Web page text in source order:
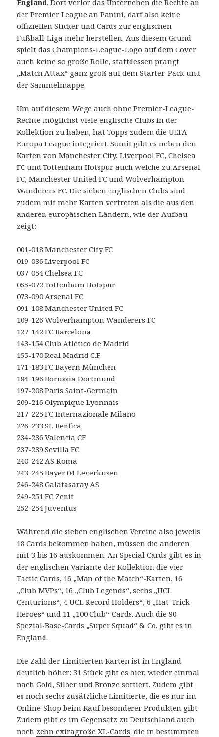
England. Dort verlor das Unternehen die Rechte an
der Premier League an Panini, darf also keine
offiziellen Sticker und Cards zur englischen
Fußball-Liga mehr herstellen. Aus diesem Grund
spielt das Champions-League-Logo auf dem Cover
auch keine so große Rolle, stattdessen prangt
„Match Attax“ ganz groß auf dem Starter-Pack und
der Sammelmappe.
Um auf diesem Wege auch ohne Premier-League-
Rechte möglichst viele englische Clubs in der
Kollektion zu haben, hat Topps zudem die UEFA
Europa League integriert. Somit gibt es neben den
Karten von Manchester City, Liverpool FC, Chelsea
FC und Tottenham Hotspur auch welche zu Arsenal
FC, Manchester United FC und Wolverhampton
Wanderers FC. Die sieben englischen Clubs sind
zudem mit mehr Karten vertreten als die aus den
anderen europäischen Ländern, wie der Aufbau
zeigt:
001-018 Manchester City FC
019-036 Liverpool FC
037-054 Chelsea FC
055-072 Tottenham Hotspur
073-090 Arsenal FC
091-108 Manchester United FC
109-126 Wolverhampton Wanderers FC
127-142 FC Barcelona
143-154 Club Atlético de Madrid
155-170 Real Madrid C.F.
171-183 FC Bayern München
184-196 Borussia Dortmund
197-208 Paris Saint-Germain
209-216 Olympique Lyonnais
217-225 FC Internazionale Milano
226-233 SL Benfica
234-236 Valencia CF
237-239 Sevilla FC
240-242 AS Roma
243-245 Bayer 04 Leverkusen
246-248 Galatasaray AS
249-251 FC Zenit
252-254 Juventus
Während die sieben englischen Vereine also jeweils
18 Cards bekommen haben, müssen die anderen
mit 3 bis 16 auskommen. An Special Cards gibt es in
der englischen Variante der Kollektion die vier
Tactic Cards, 16 „Man of the Match“-Karten, 16
„Club MVPs“, 16 „Club Legends“, sechs „UCL
Centurions“, 4 UCL Record Holders“, 6 „Hat-Trick
Heroes“ und 11 „100 Club“-Cards. Auch die 90
Spezial-Base-Cards „Super Squad“ & Co. gibt es in
England.
Die Zahl der Limitierten Karten ist in England
deutlich höher: 31 Stück gibt es hier, wieder einmal
nach Gold, Silber und Bronze sortiert. Zudem gibt
es noch sechs zusätzliche Limitierte, die es nur im
Online-Shop beim Kauf besonderer Produkten gibt.
Zudem gibt es im Gegensatz zu Deutschland auch
noch zehn extragroße XL-Cards, die in bestimmten